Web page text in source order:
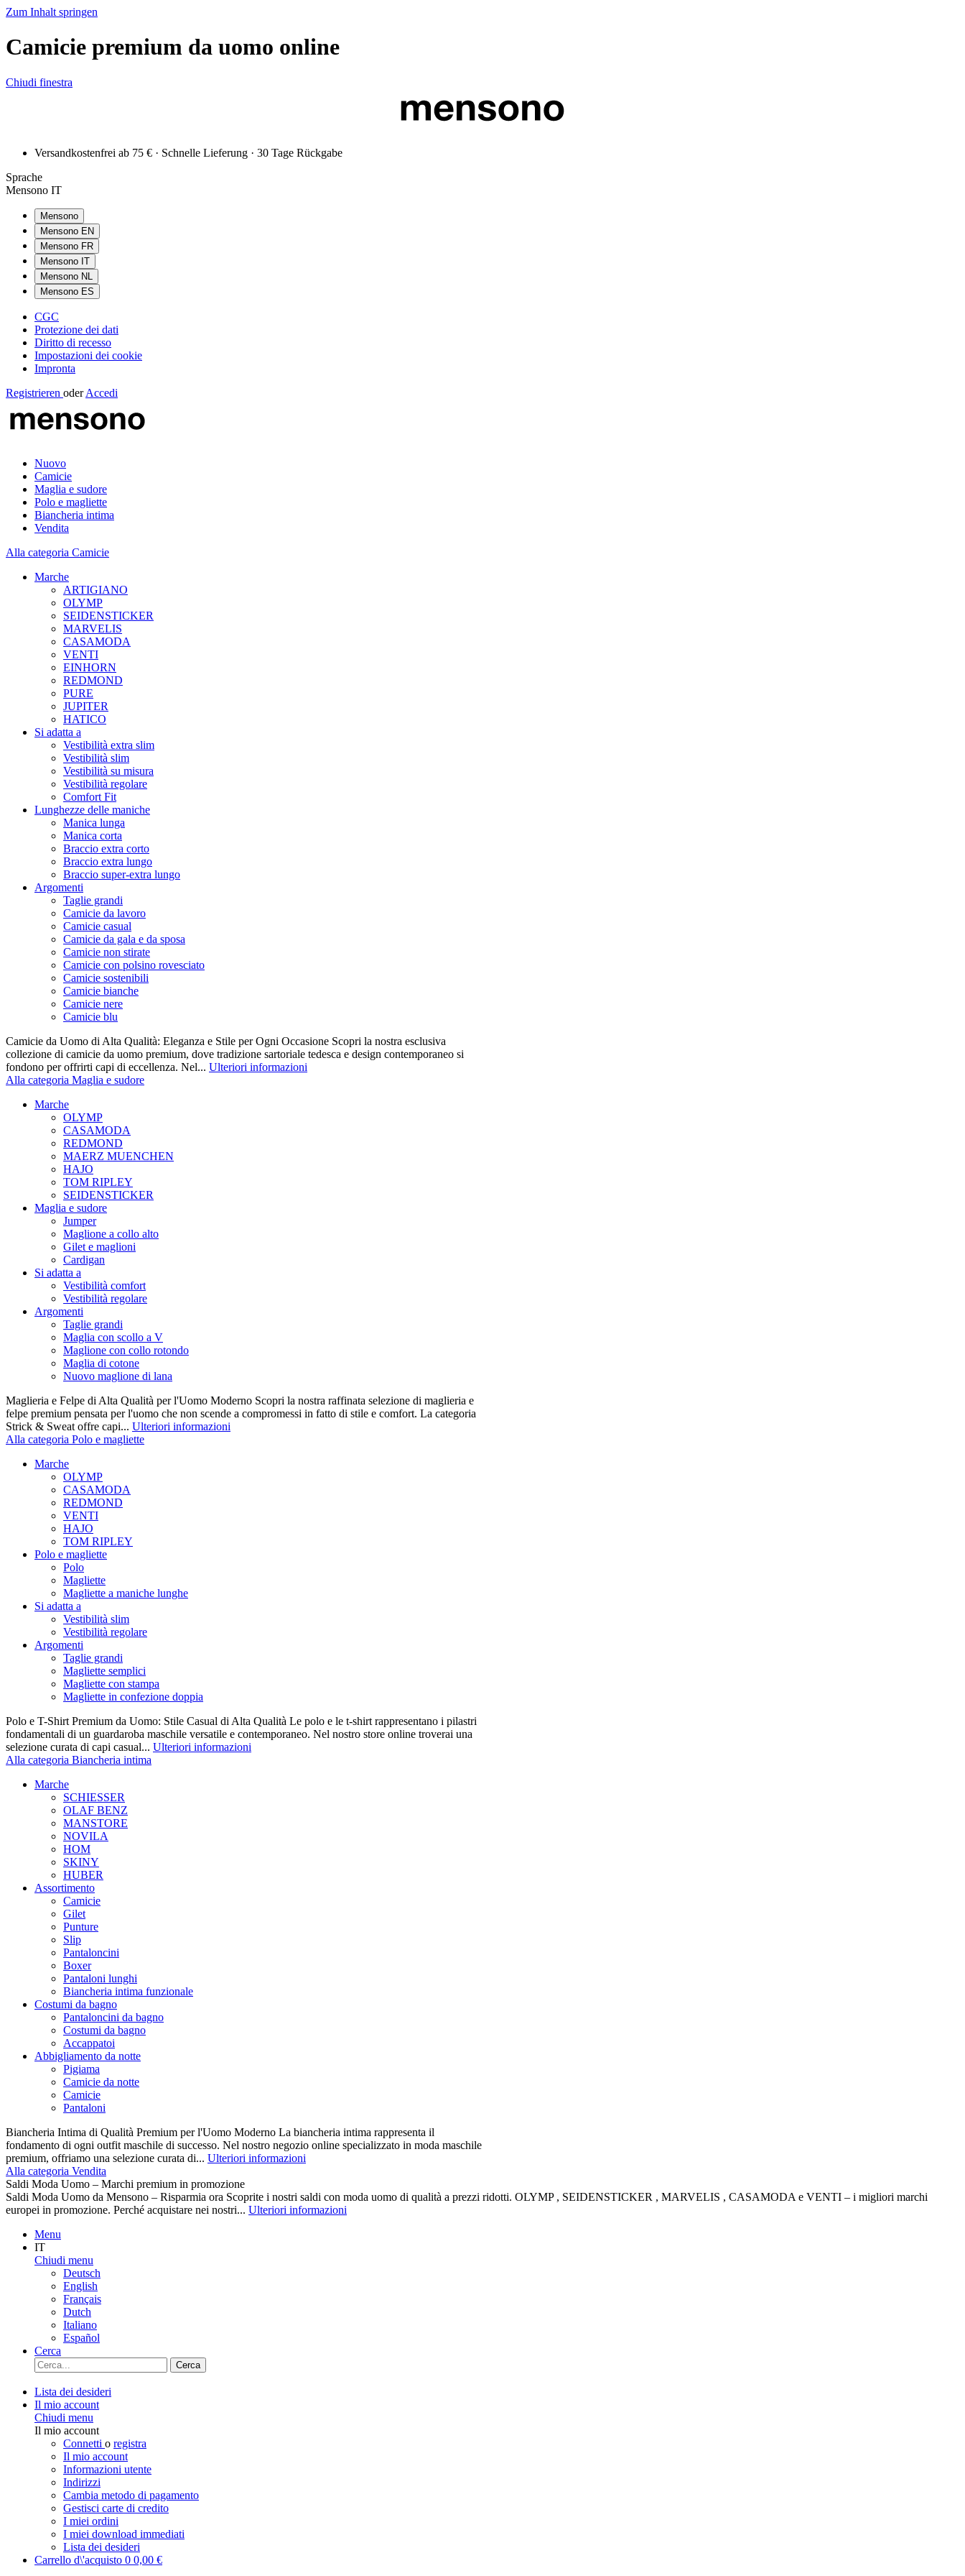
Zum Inhalt springen
Camicie premium da uomo online
Chiudi finestra
Versandkostenfrei ab 75 € · Schnelle Lieferung · 30 Tage Rückgabe
Sprache
Mensono IT
Mensono
Mensono EN
Mensono FR
Mensono IT
Mensono NL
Mensono ES
CGC
Protezione dei dati
Diritto di recesso
Impostazioni dei cookie
Impronta
Registrieren oder Accedi
Nuovo
Camicie
Maglia e sudore
Polo e magliette
Biancheria intima
Vendita
Alla categoria Camicie
Marche
ARTIGIANO
OLYMP
SEIDENSTICKER
MARVELIS
CASAMODA
VENTI
EINHORN
REDMOND
PURE
JUPITER
HATICO
Si adatta a
Vestibilità extra slim
Vestibilità slim
Vestibilità su misura
Vestibilità regolare
Comfort Fit
Lunghezze delle maniche
Manica lunga
Manica corta
Braccio extra corto
Braccio extra lungo
Braccio super-extra lungo
Argomenti
Taglie grandi
Camicie da lavoro
Camicie casual
Camicie da gala e da sposa
Camicie non stirate
Camicie con polsino rovesciato
Camicie sostenibili
Camicie bianche
Camicie nere
Camicie blu
Camicie da Uomo di Alta Qualità: Eleganza e Stile per Ogni Occasione Scopri la nostra esclusiva
collezione di camicie da uomo premium, dove tradizione sartoriale tedesca e design contemporaneo si
fondono per offrirti capi di eccellenza. Nel... Ulteriori informazioni
Alla categoria Maglia e sudore
Marche
OLYMP
CASAMODA
REDMOND
MAERZ MUENCHEN
HAJO
TOM RIPLEY
SEIDENSTICKER
Maglia e sudore
Jumper
Maglione a collo alto
Gilet e maglioni
Cardigan
Si adatta a
Vestibilità comfort
Vestibilità regolare
Argomenti
Taglie grandi
Maglia con scollo a V
Maglione con collo rotondo
Maglia di cotone
Nuovo maglione di lana
Maglieria e Felpe di Alta Qualità per l'Uomo Moderno Scopri la nostra raffinata selezione di maglieria e
felpe premium pensata per l'uomo che non scende a compromessi in fatto di stile e comfort. La categoria
Strick & Sweat offre capi... Ulteriori informazioni
Alla categoria Polo e magliette
Marche
OLYMP
CASAMODA
REDMOND
VENTI
HAJO
TOM RIPLEY
Polo e magliette
Polo
Magliette
Magliette a maniche lunghe
Si adatta a
Vestibilità slim
Vestibilità regolare
Argomenti
Taglie grandi
Magliette semplici
Magliette con stampa
Magliette in confezione doppia
Polo e T-Shirt Premium da Uomo: Stile Casual di Alta Qualità Le polo e le t-shirt rappresentano i pilastri
fondamentali di un guardaroba maschile versatile e contemporaneo. Nel nostro store online troverai una
selezione curata di capi casual... Ulteriori informazioni
Alla categoria Biancheria intima
Marche
SCHIESSER
OLAF BENZ
MANSTORE
NOVILA
HOM
SKINY
HUBER
Assortimento
Camicie
Gilet
Punture
Slip
Pantaloncini
Boxer
Pantaloni lunghi
Biancheria intima funzionale
Costumi da bagno
Pantaloncini da bagno
Costumi da bagno
Accappatoi
Abbigliamento da notte
Pigiama
Camicie da notte
Camicie
Pantaloni
Biancheria Intima di Qualità Premium per l'Uomo Moderno La biancheria intima rappresenta il
fondamento di ogni outfit maschile di successo. Nel nostro negozio online specializzato in moda maschile
premium, offriamo una selezione curata di... Ulteriori informazioni
Alla categoria Vendita
Saldi Moda Uomo – Marchi premium in promozione
Saldi Moda Uomo da Mensono – Risparmia ora Scoprite i nostri saldi con moda uomo di qualità a prezzi ridotti. OLYMP , SEIDENSTICKER , MARVELIS , CASAMODA e VENTI – i migliori marchi
europei in promozione. Perché acquistare nei nostri... Ulteriori informazioni
Menu
IT
Chiudi menu
Deutsch
English
Français
Dutch
Italiano
Español
Cerca
Cerca
Lista dei desideri
Il mio account
Chiudi menu
Il mio account
Connetti o registra
Il mio account
Informazioni utente
Indirizzi
Cambia metodo di pagamento
Gestisci carte di credito
I miei ordini
I miei download immediati
Lista dei desideri
Carrello d\'acquisto 0 0,00 €